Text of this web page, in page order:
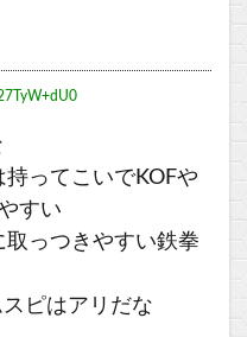
ってこいでKOFや
すい
っつきやすい鉄拳
ピはアリだな